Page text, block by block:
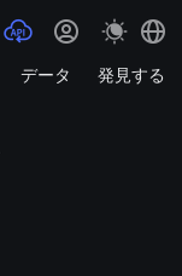
データ 発見する